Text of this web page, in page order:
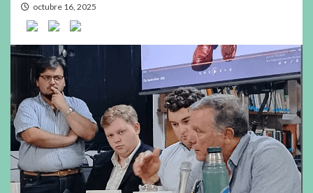
octubre 16, 2025